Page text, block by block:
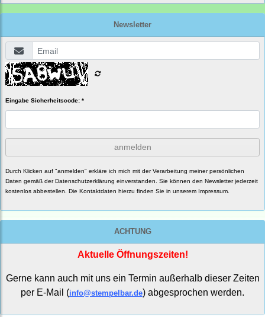
Newsletter
Eingabe Sicherheitscode: *
anmelden
Durch Klicken auf "anmelden" erkläre ich mich mit der Verarbeitung meiner persönlichen
Daten gemäß der Datenschutzerklärung einverstanden. Sie können den Newsletter jederzeit
kostenlos abbestellen. Die Kontaktdaten hierzu finden Sie in unserem Impressum.
ACHTUNG
Aktuelle Öffnungszeiten!
Gerne kann auch mit uns ein Termin außerhalb dieser Zeiten
per E-Mail (info@stempelbar.de) abgesprochen werden.